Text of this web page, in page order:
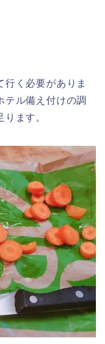
く必要がありま
テル備え付けの調
ます。